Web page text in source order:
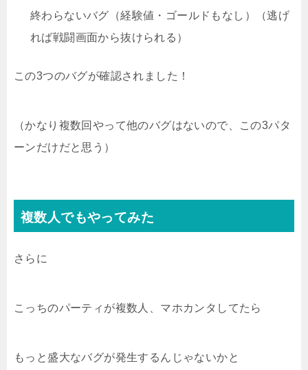
終わらないバグ（経験値・ゴールドもなし）（逃げ
れば戦闘画面から抜けられる）
この3つのバグが確認されました！
（かなり複数回やって他のバグはないので、この3パタ
ーンだけだと思う）
複数人でもやってみた
さらに
こっちのパーティが複数人、マホカンタしてたら
もっと盛大なバグが発生するんじゃないかと